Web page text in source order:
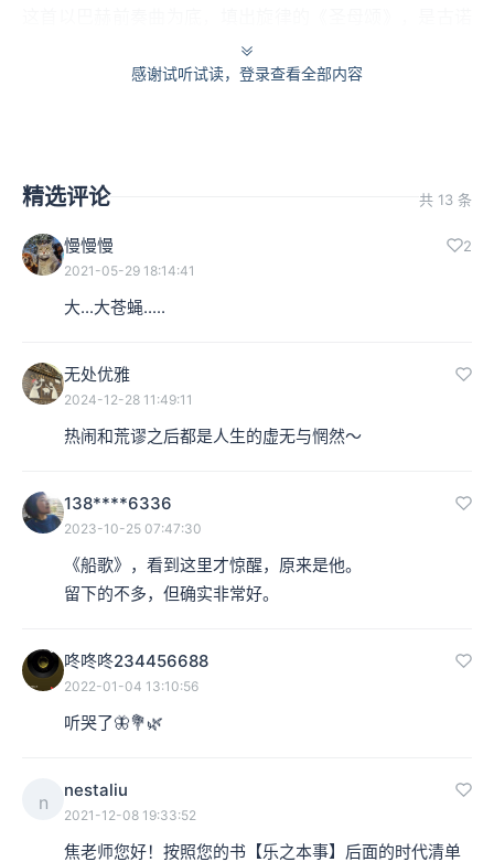
最具代表的作品之一。而从这一个作品，我们也可以看
感谢试听试读，登录查看全部内容
精选评论 共 13 条
慢慢慢 2
2021-05-29 18:14:41
大...大苍蝇.....
无处优雅
2024-12-28 11:49:11
热闹和荒谬之后都是人生的虚无与惘然～
138****6336
2023-10-25 07:47:30
《船歌》，看到这里才惊醒，原来是他。
留下的不多，但确实非常好。
咚咚咚234456688
2022-01-04 13:10:56
听哭了🦋💐🌿
n
nestaliu
2021-12-08 19:33:52
焦老师您好！按照您的书【乐之本事】后面的时代清单